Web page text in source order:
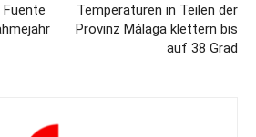
Fuente
Temperaturen in Teilen der
Provinz Málaga klettern bis
auf 38 Grad